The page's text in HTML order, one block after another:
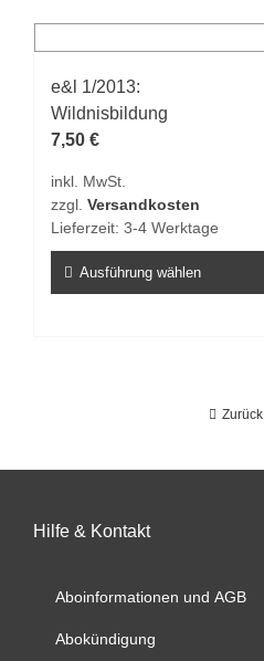
Varianten
auf.
Die
Optionen
auf
der
gewählt
werden
e&l 1/2013:
Wildnisbildung
7,50 €
inkl. MwSt.
zzgl. Versandkosten
Lieferzeit: 3-4 Werktage
Ausführung wählen
Die
können
Produktseite
gewählt
Zurück
Hilfe & Kontakt
Aboinformationen und AGB
Abokündigung